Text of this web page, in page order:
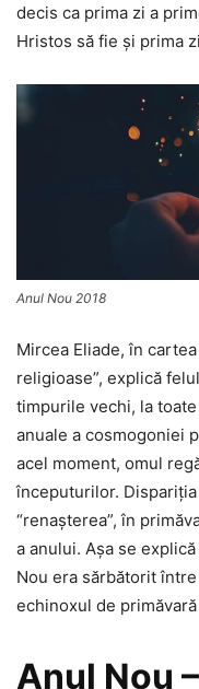
decis ca prima zi a
Hristos să fie şi prima
Anul Nou 2018
Mircea Eliade, în
religioase”, explică
timpurile vechi, la
anuale a cosmogoniei
acel moment, omul
începuturilor.
“renaşterea”, în
a anului. Aşa se
Nou era sărbătorit
echinoxul de
Anul Nou